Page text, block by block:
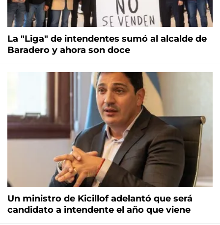
La "Liga" de intendentes sumó al alcalde de
Baradero y ahora son doce
Un ministro de Kicillof adelantó que será
candidato a intendente el año que viene